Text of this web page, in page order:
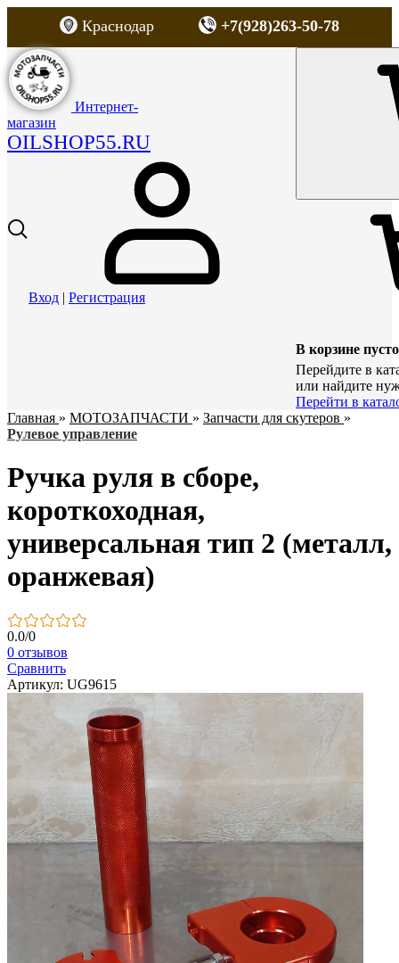
Краснодар +7(928)263-50-78
Интернет-
магазин
OILSHOP55.RU
Вход | Регистрация
В корзине пусто
Перейдите в
или найдите
Перейти в
Главная » МОТОЗАПЧАСТИ » Запчасти для скутеров »
Рулевое управление
Ручка руля в сборе,
короткоходная,
универсальная тип 2 (металл,
оранжевая)
0.0/0
0 отзывов
Сравнить
Артикул: UG9615